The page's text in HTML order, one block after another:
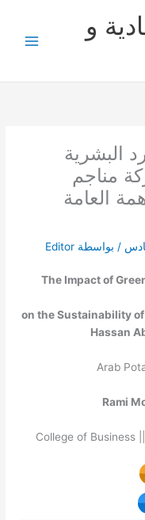
و
البشرية
مناجم
العامة
/ بواسطة Editor
The Impact of
on the Sustainability
Hassan
Arab
Rami
College of Business